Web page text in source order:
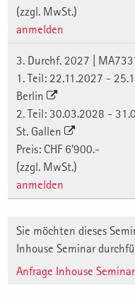
(zzgl. MwSt.)
anmelden
3. Durchf. 2027 |
1. Teil: 22.11.2027 -
Berlin
2. Teil: 30.03.2028 -
St. Gallen
Preis: CHF 6'900.-
(zzgl. MwSt.)
anmelden
Sie möchten dieses
Inhouse Seminar
Anfrage Inhouse Seminar